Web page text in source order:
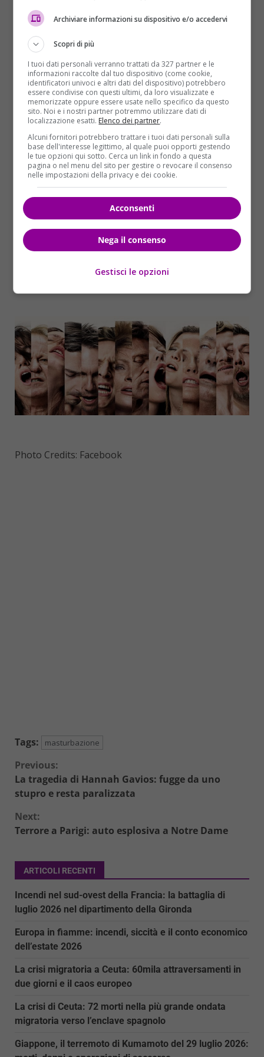
sostenuto, che non sarà un deterrente nel non
ricommettere l’atto. Le studentesse sono apparse
deluse dalla sentenza che appare ingiusta perché
viola la libertà di ogni donna di vivere nella serenità
di non essere molestata, non solo fisicamente, ma
anche attraverso la visione di “contenuti
inappropriati”.Una vicenda, questa, che insegna
molto sul rapporto tra società e sessualità e che
invita a riflettere sui confini tra lecito e illecito
Photo Credits: Facebook
Tags: masturbazione
Continue
Reading
Previous:
La tragedia di Hannah Gavios: fugge da uno
stupro e resta paralizzata
Next:
Terrore a Parigi: auto esplosiva a Notre Dame
ARTICOLI RECENTI
Incendi nel sud-ovest della Francia: la battaglia di
luglio 2026 nel dipartimento della Gironda
Europa in fiamme: incendi, siccità e il conto economico
dell’estate 2026
La crisi migratoria a Ceuta: 60mila attraversamenti in
due giorni e il caos europeo
La crisi di Ceuta: 72 morti nella più grande ondata
migratoria verso l’enclave spagnolo
Giappone, il terremoto di Kumamoto del 29 luglio 2026:
Archiviare informazioni su dispositivo e/o accedervi
Scopri di più
I tuoi dati personali verranno trattati da 327 partner e le
informazioni raccolte dal tuo dispositivo (come cookie,
identificatori univoci e altri dati del dispositivo) potrebbero
essere condivise con questi ultimi, da loro visualizzate e
memorizzate oppure essere usate nello specifico da questo
sito. Noi e i nostri partner potremmo utilizzare dati di
localizzazione esatti. Elenco dei partner.
Alcuni fornitori potrebbero trattare i tuoi dati personali sulla
base dell'interesse legittimo, al quale puoi opporti gestendo
le tue opzioni qui sotto. Cerca un link in fondo a questa
pagina o nel menu del sito per gestire o revocare il consenso
nelle impostazioni della privacy e dei cookie.
Acconsenti
Nega il consenso
Gestisci le opzioni